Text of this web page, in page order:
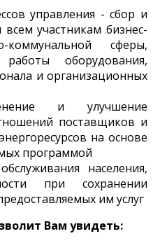
управления - сбор и
участникам бизнес-
коммунальной сферы,
оборудования,
и организационных
и улучшение
поставщиков и
на основе
программой
населения,
при сохранении
им услуг
Вам увидеть: